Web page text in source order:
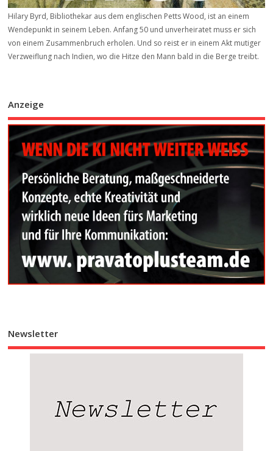
Hilary Byrd, Bibliothekar aus dem englischen Petts Wood, ist an einem
Wendepunkt in seinem Leben. Anfang 50 und unverheiratet muss er sich
von einem Zusammenbruch erholen. Und so reist er in einem Akt mutiger
Verzweiflung nach Indien, wo die Hitze den Mann bald in die Berge treibt.
Anzeige
Newsletter